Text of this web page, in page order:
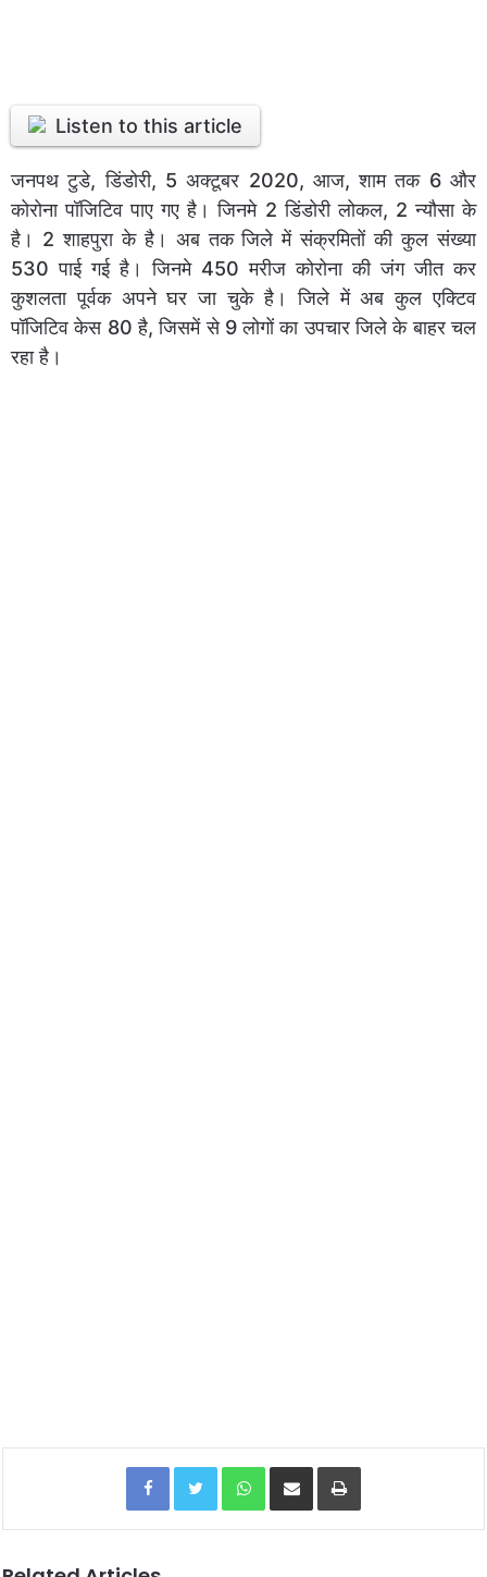
Listen to this article
जनपथ टुडे, डिंडोरी, 5 अक्टूबर 2020, आज, शाम तक 6 और
कोरोना पॉजिटिव पाए गए है। जिनमे 2 डिंडोरी लोकल, 2 न्यौसा के
है। 2 शाहपुरा के है। अब तक जिले में संक्रमितों की कुल संख्या
530 पाई गई है। जिनमे 450 मरीज कोरोना की जंग जीत कर
कुशलता पूर्वक अपने घर जा चुके है। जिले में अब कुल एक्टिव
पॉजिटिव केस 80 है, जिसमें से 9 लोगों का उपचार जिले के बाहर चल
रहा है।
Facebook Twitter WhatsApp